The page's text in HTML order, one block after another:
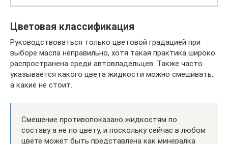
Цветовая классификация
Руководствоваться только цветовой градацией при
выборе масла неправильно, хотя такая практика широко
распространена среди автовладельцев. Также часто
указывается какого цвета жидкости можно смешивать,
а какие не стоит.
Смешение противопоказано жидкостям по
составу а не по цвету, и поскольку сейчас в любом
цвете может быть представлена как минералка